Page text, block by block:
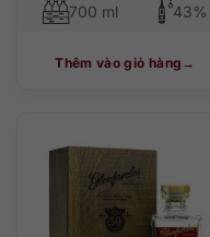
700 ml 43%
Thêm vào giỏ hàng